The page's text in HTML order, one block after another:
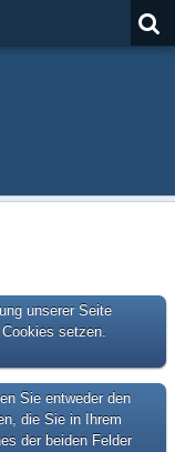
unserer Seite
setzen.
Sie entweder den
die Sie in Ihrem
der beiden Felder